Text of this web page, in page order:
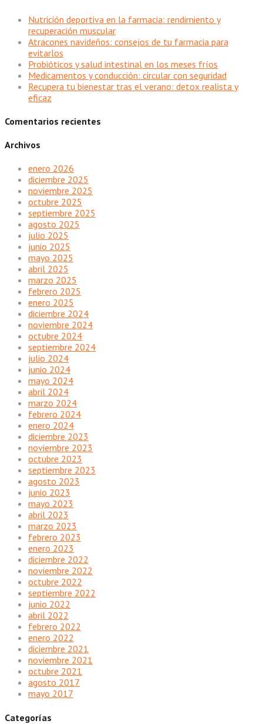
Nutrición deportiva en la farmacia: rendimiento y
recuperación muscular
Atracones navideños: consejos de tu farmacia para
evitarlos
Probióticos y salud intestinal en los meses fríos
Medicamentos y conducción: circular con seguridad
Recupera tu bienestar tras el verano: detox realista y
eficaz
Comentarios recientes
Archivos
enero 2026
diciembre 2025
noviembre 2025
octubre 2025
septiembre 2025
agosto 2025
julio 2025
junio 2025
mayo 2025
abril 2025
marzo 2025
febrero 2025
enero 2025
diciembre 2024
noviembre 2024
octubre 2024
septiembre 2024
julio 2024
junio 2024
mayo 2024
abril 2024
marzo 2024
febrero 2024
enero 2024
diciembre 2023
noviembre 2023
octubre 2023
septiembre 2023
agosto 2023
junio 2023
mayo 2023
abril 2023
marzo 2023
febrero 2023
enero 2023
diciembre 2022
noviembre 2022
octubre 2022
septiembre 2022
junio 2022
abril 2022
febrero 2022
enero 2022
diciembre 2021
noviembre 2021
octubre 2021
agosto 2017
mayo 2017
Categorías